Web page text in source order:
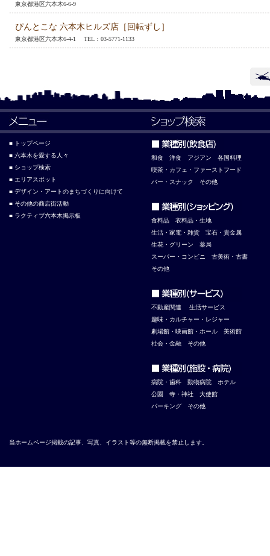
東京都港区六本木6-6-9
ぴんとこな 六本木ヒルズ店［回転ずし］
東京都港区六本木6-4-1 TEL：03-5771-1133
■ トップページ
■ 六本木を愛する人々
■ ショップ検索
■ エリアスポット
■ デザイン・アートのまちづくりに向けて
■ その他の商店街活動
■ ラクティブ六本木掲示板
和食 洋食 アジアン
各国料理
喫茶・カフェ・ファーストフード
バー・スナック
その他
食料品
衣料品・生地
生活・家電・雑貨
宝石・貴金属
生花・グリーン
薬局
スーパー・コンビニ
古美術・古書
その他
不動産関連
生活サービス
趣味・カルチャー・レジャー
劇場館・映画館・ホール
美術館
社会・金融
その他
病院・歯科 動物病院
ホテル
公園
寺・神社
大使館
パーキング
その他
当ホームページ掲載の記事、写真、イラスト等の無断掲載を禁止します。